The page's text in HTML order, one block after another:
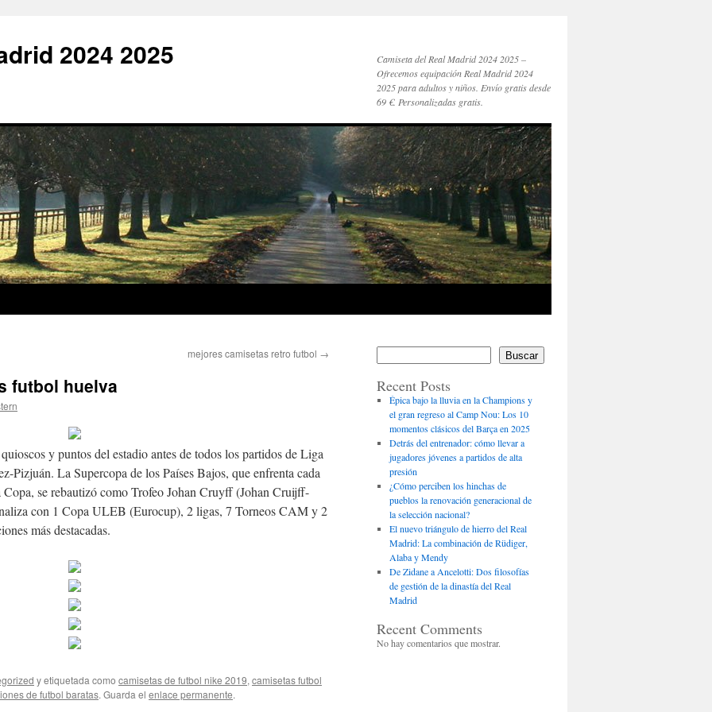
2024 2025
Camiseta del Real Madrid 2024 2025 –
Ofrecemos equipación Real Madrid 2024
2025 para adultos y niños. Envío gratis desde
69 €. Personalizadas gratis.
mejores camisetas retro futbol →
futbol huelva
y puntos del estadio antes de todos los partidos de Liga
Pizjuán. La Supercopa de los Países Bajos, que enfrenta cada
se rebautizó como Trofeo Johan Cruyff (Johan Cruijff-
con 1 Copa ULEB (Eurocup), 2 ligas, 7 Torneos CAM y 2
más destacadas.
y etiquetada como camisetas de futbol nike 2019, camisetas futbol
de futbol baratas. Guarda el enlace permanente.
Buscar
Recent Posts
Épica bajo la lluvia en la Champions y
el gran regreso al Camp Nou: Los 10
momentos clásicos del Barça en 2025
Detrás del entrenador: cómo llevar a
jugadores jóvenes a partidos de alta
presión
¿Cómo perciben los hinchas de
pueblos la renovación generacional de
la selección nacional?
El nuevo triángulo de hierro del Real
Madrid: La combinación de Rüdiger,
Alaba y Mendy
De Zidane a Ancelotti: Dos filosofías
de gestión de la dinastía del Real
Madrid
Recent Comments
No hay comentarios que mostrar.